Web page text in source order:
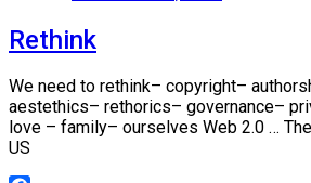
Rethink
We need to rethink– copyright–
aestethics– rethorics– governance–
love – family– ourselves Web 2.0 …
US